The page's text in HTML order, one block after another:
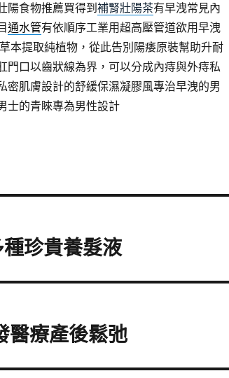
陽食物推薦買得到 補腎壯陽茶有早洩常見內
通水管有依順序工業用超高壓管道欲用早洩
本提取純植物，從此告別陽痿原裝幫助升耐
門口以齒狀線為界，可以分成內痔與外痔私
密肌膚設計的舒緩保濕凝膠風專治早洩的男
士的青睞專為男性設計
珍貴養髮液
醫療產後鬆弛